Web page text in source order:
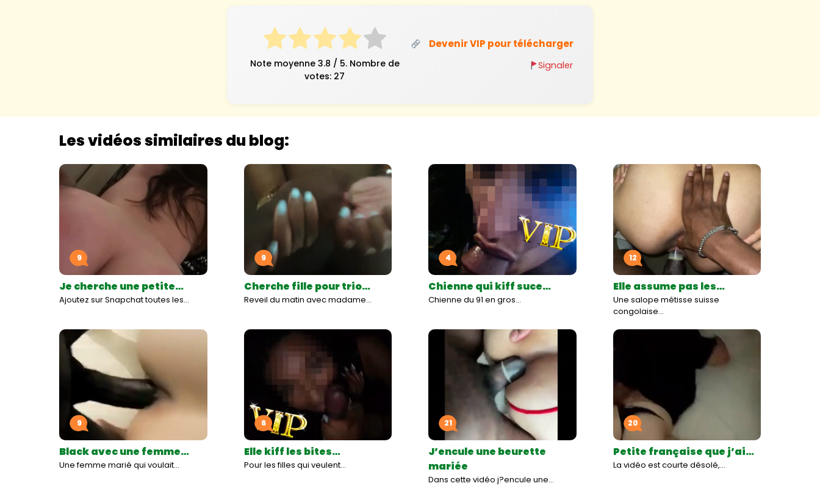
Note moyenne 3.8 / 5. Nombre de
votes: 27
Devenir VIP pour télécharger
Signaler
Les vidéos similaires du blog:
9
Je cherche une petite…
Ajoutez sur Snapchat toutes les…
9
Cherche fille pour trio…
Reveil du matin avec madame…
4
Chienne qui kiff suce…
Chienne du 91 en gros…
12
Elle assume pas les…
Une salope métisse suisse
congolaise…
9
Black avec une femme…
Une femme marié qui voulait…
6
Elle kiff les bites…
Pour les filles qui veulent…
21
J’encule une beurette
mariée
Dans cette vidéo j?encule une…
20
Petite française que j’ai…
La vidéo est courte désolé,…